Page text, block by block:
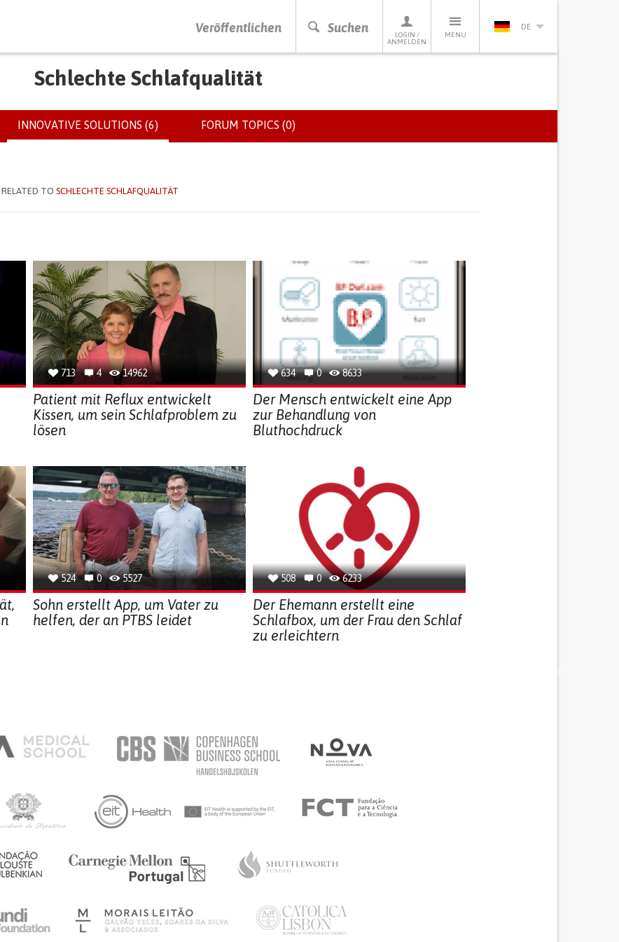
Veröffentlichen Suchen
LOGIN /
ANMELDEN
MENU
DE
DRÜCKEN SIE AUF ENTER UM DIE SUCHE ZU STARTEN
Schlechte Schlafqualität
INNOVATIVE SOLUTIONS (6)
TAB)
FORUM TOPICS (0)
TO SCHLECHTE SCHLAFQUALITÄT
713 4 14962
Patient mit Reflux entwickelt
Kissen, um sein Schlafproblem zu
lösen
634 0 8633
Der Mensch entwickelt eine App
zur Behandlung von
Bluthochdruck
524 0 5527
Sohn erstellt App, um Vater zu
helfen, der an PTBS leidet
508 0 6233
Der Ehemann erstellt eine
Schlafbox, um der Frau den Schlaf
zu erleichtern